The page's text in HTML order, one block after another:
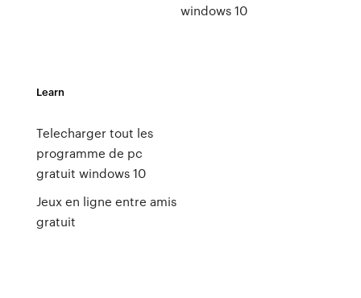
windows 10
Learn
Telecharger tout les
programme de pc
gratuit windows 10
Jeux en ligne entre amis
gratuit